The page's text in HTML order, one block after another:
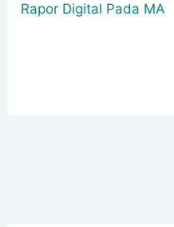
Rapor Digital Pada MA